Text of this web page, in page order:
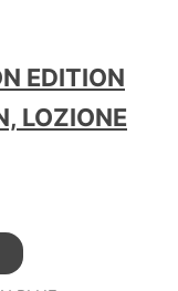
EDITION
LOZIONE